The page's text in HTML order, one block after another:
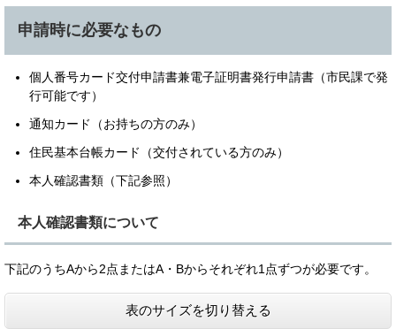
申請時に必要なもの
個人番号カード交付申請書兼電子証明書発行申請書（市民課で発
行可能です）
通知カード（お持ちの方のみ）
住民基本台帳カード（交付されている方のみ）
本人確認書類（下記参照）
本人確認書類について
下記のうちAから2点またはA・Bからそれぞれ1点ずつが必要です。
表のサイズを切り替える